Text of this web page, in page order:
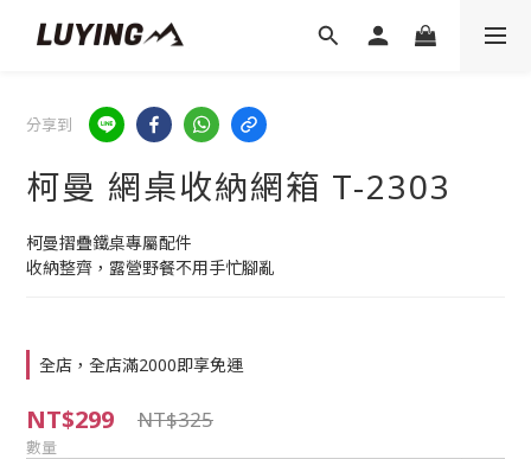
分享到
柯曼 網桌收納網箱 T-2303
柯曼摺疊鐵桌專屬配件
收納整齊，露營野餐不用手忙腳亂
全店，全店滿2000即享免運
NT$299 NT$325
數量